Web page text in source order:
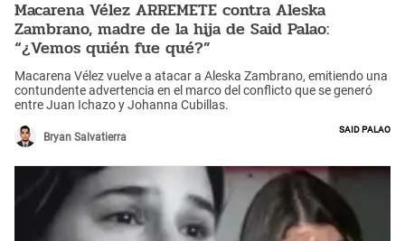
Macarena Vélez ARREMETE contra Aleska
Zambrano, madre de la hija de Said Palao:
“¿Vemos quién fue qué?”
Macarena Vélez vuelve a atacar a Aleska Zambrano, emitiendo una
contundente advertencia en el marco del conflicto que se generó
entre Juan Ichazo y Johanna Cubillas.
Bryan Salvatierra
Said Palao